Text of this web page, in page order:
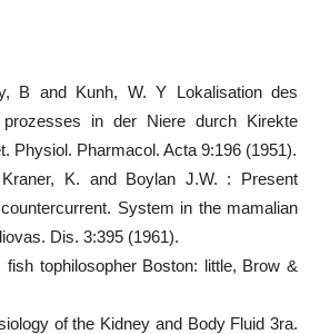
B and Kunh, W. Y Lokalisation des
prozesses in der Niere durch Kirekte
Physiol. Pharmacol. Acta 9:196 (1951).
K. and Boylan J.W. : Present
System in the mamalian
Dis. 3:395 (1961).
fish tophilosopher Boston: little, Brow &
of the Kidney and Body Fluid 3ra.